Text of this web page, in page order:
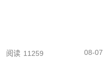
阅读 11259 08-07